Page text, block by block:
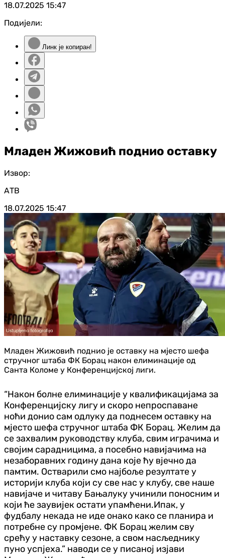
18.07.2025 15:47
Подијели:
Линк је копиран!
Младен Жижовић поднио оставку
Извор:
АТВ
18.07.2025 15:47
Младен Жижовић поднио је оставку на мјесто шефа
стручног штаба ФК Борац након елиминације од
Санта Коломе у Конференцијској лиги.
“Након болне елиминације у квалификацијама за
Конференцијску лигу и скоро непроспаване
ноћи донио сам одлуку да поднесем оставку на
мјесто шефа стручног штаба ФК Борац. Желим да
се захвалим руководству клуба, свим играчима и
својим сарадницима, а посебно навијачима на
незаборавних годину дана које ћу вјечно да
памтим. Остварили смо најбоље резултате у
историји клуба који су све нас у клубу, све наше
навијаче и читаву Бањалуку учинили поносним и
који ће заувијек остати упамћени.Ипак, у
фудбалу некада не иде онако како се планира и
потребне су промјене. ФК Борац желим сву
срећу у наставку сезоне, а свом насљеднику
пуно успјеха.” наводи се у писаној изјави